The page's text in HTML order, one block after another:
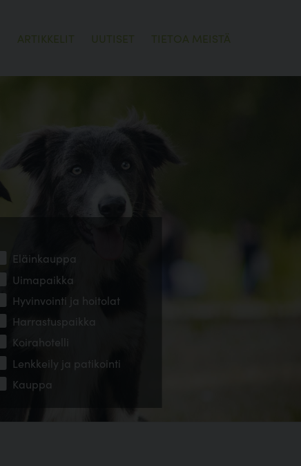
ARTIKKELIT UUTISET TIETOA MEISTÄ
Eläinkauppa
Uimapaikka
Hyvinvointi ja hoitolat
Harrastuspaikka
Koirahotelli
Lenkkeily ja patikointi
Kauppa